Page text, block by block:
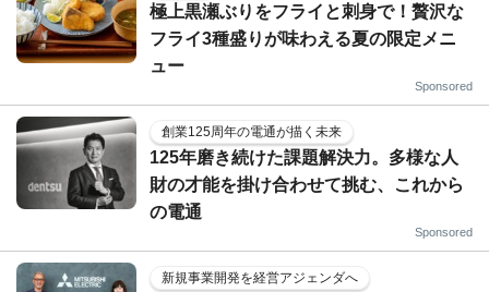
極上黒瀬ぶりをフライと刺身で！贅沢な
フライ3種盛りが味わえる夏の限定メニ
ュー
Sponsored
創業125周年の電通が描く未来
125年磨き続けた課題解決力。多様な人
財の才能を掛け合わせて挑む、これから
の電通
Sponsored
新規事業開発を経営アジェンダへ